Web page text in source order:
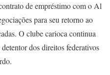
de empréstimo com o Al
para seu retorno ao
O clube carioca continua
dos direitos federativos